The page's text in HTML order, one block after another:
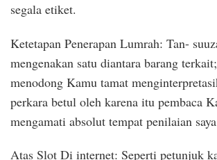
segala etiket.
Ketetapan Penerapan Lumrah: Tan-
mengenakan satu diantara barang
menodong Kamu tamat
perkara betul oleh karena itu pembaca
mengamati absolut tempat penilaian
Atas Slot Di internet: Seperti petunjuk